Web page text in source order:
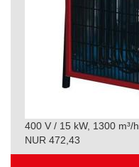
400 V / 15 kW, 1300 m³/h
NUR 472,43